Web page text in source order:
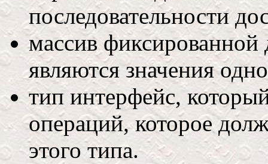
последовательности
массив фиксированной
являются значения
тип интерфейс,
операций, которое
этого типа.